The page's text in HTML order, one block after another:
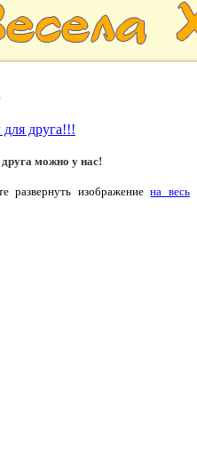
для друга!!!
можно у нас!
развернуть изображениена весь